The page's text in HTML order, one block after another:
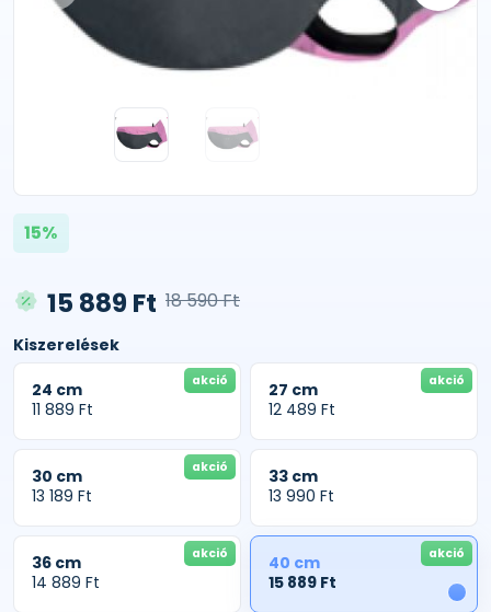
15%
15 889 Ft 18 590 Ft
Kiszerelések
akció
24 cm
11 889 Ft
akció
27 cm
12 489 Ft
akció
30 cm
13 189 Ft
33 cm
13 990 Ft
akció
36 cm
14 889 Ft
1
akció
40 cm
15 889 Ft